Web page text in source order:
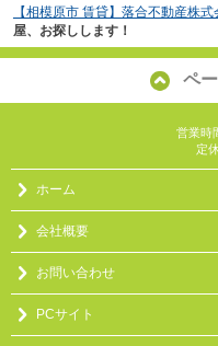
【相模原市 賃貸】落合不動産株式
屋、お探しします！
ペ
営業時
定
ホーム
会社概要
お問い合わせ
PCサイト